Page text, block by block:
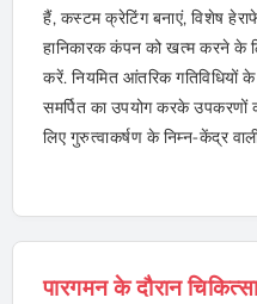
हैं, कस्टम क्रेटिंग बनाएं, विशेष
हानिकारक कंपन को खत्म करने के
करें. नियमित आंतरिक गतिविधियों के
समर्पित का उपयोग करके
लिए गुरुत्वाकर्षण के निम्न-केंद्र
पारगमन के दौरान